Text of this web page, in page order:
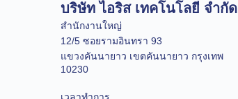
บริษัท ไอริส เทคโนโลยี จำกัด
สำนักงานใหญ่
12/5 ซอยรามอินทรา 93
แขวงคันนายาว เขตคันนายาว กรุงเทพ
10230